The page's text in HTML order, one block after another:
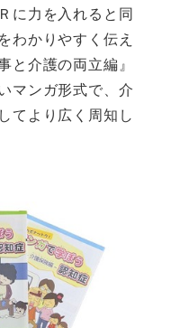
に力を入れると同
わかりやすく伝え
介護の両立編』
マンガ形式で、介
てより広く周知し